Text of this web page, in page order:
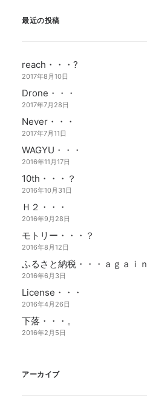
最近の投稿
reach・・・?
2017年8月10日
Drone・・・
2017年7月28日
Never・・・
2017年7月11日
WAGYU・・・
2016年11月17日
10th・・・？
2016年10月31日
Ｈ２・・・
2016年9月28日
モトリー・・・？
2016年8月12日
ふるさと納税・・・ａｇａｉｎ
2016年6月3日
License・・・
2016年4月26日
下落・・・。
2016年2月5日
アーカイブ